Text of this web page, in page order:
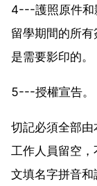
4---護照原件和
留學期間的所
是需要影印的。
5---授權宣告。
切記必須全部由
工作人員留空
文填名字拼音和